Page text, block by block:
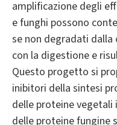
amplificazione degli
e funghi possono
se non degradati
con la digestione e
Questo progetto si
inibitori della sintesi
delle proteine
delle proteine fungine